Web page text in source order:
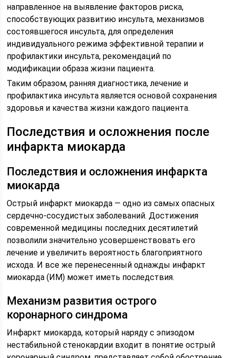
направленное на выявление факторов риска,
способствующих развитию инсульта, механизмов
состоявшегося инсульта, для определения
индивидуального режима эффективной терапии и
профилактики инсульта, рекомендаций по
модификации образа жизни пациента.
Таким образом, ранняя диагностика, лечение и
профилактика инсульта является основой сохранения
здоровья и качества жизни каждого пациента.
Последствия и осложнения после
инфаркта миокарда
Последствия и осложнения инфаркта
миокарда
Острый инфаркт миокарда — одно из самых опасных
сердечно-сосудистых заболеваний. Достижения
современной медицины последних десятилетий
позволили значительно усовершенствовать его
лечение и увеличить вероятность благоприятного
исхода. И все же перенесенный однажды инфаркт
миокарда (ИМ) может иметь последствия.
Механизм развития острого
коронарного синдрома
Инфаркт миокарда, который наряду с эпизодом
нестабильной стенокардии входит в понятие острый